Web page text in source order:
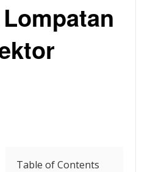
Table of Contents